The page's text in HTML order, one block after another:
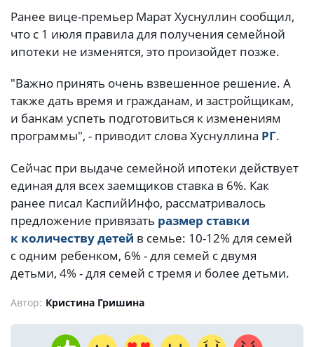
Ранее вице-премьер Марат Хуснуллин сообщил,
что с 1 июля правила для получения семейной
ипотеки не изменятся, это произойдет позже.
"Важно принять очень взвешенное решение. А
также дать время и гражданам, и застройщикам,
и банкам успеть подготовиться к изменениям
программы", - приводит слова Хуснуллина РГ.
Сейчас при выдаче семейной ипотеки действует
единая для всех заемщиков ставка в 6%. Как
ранее писал КаспийИнфо, рассматривалось
предложение привязать размер ставки
к количеству детей в семье: 10-12% для семей
с одним ребенком, 6% - для семей с двумя
детьми, 4% - для семей с тремя и более детьми.
Автор: Кристина Гришина